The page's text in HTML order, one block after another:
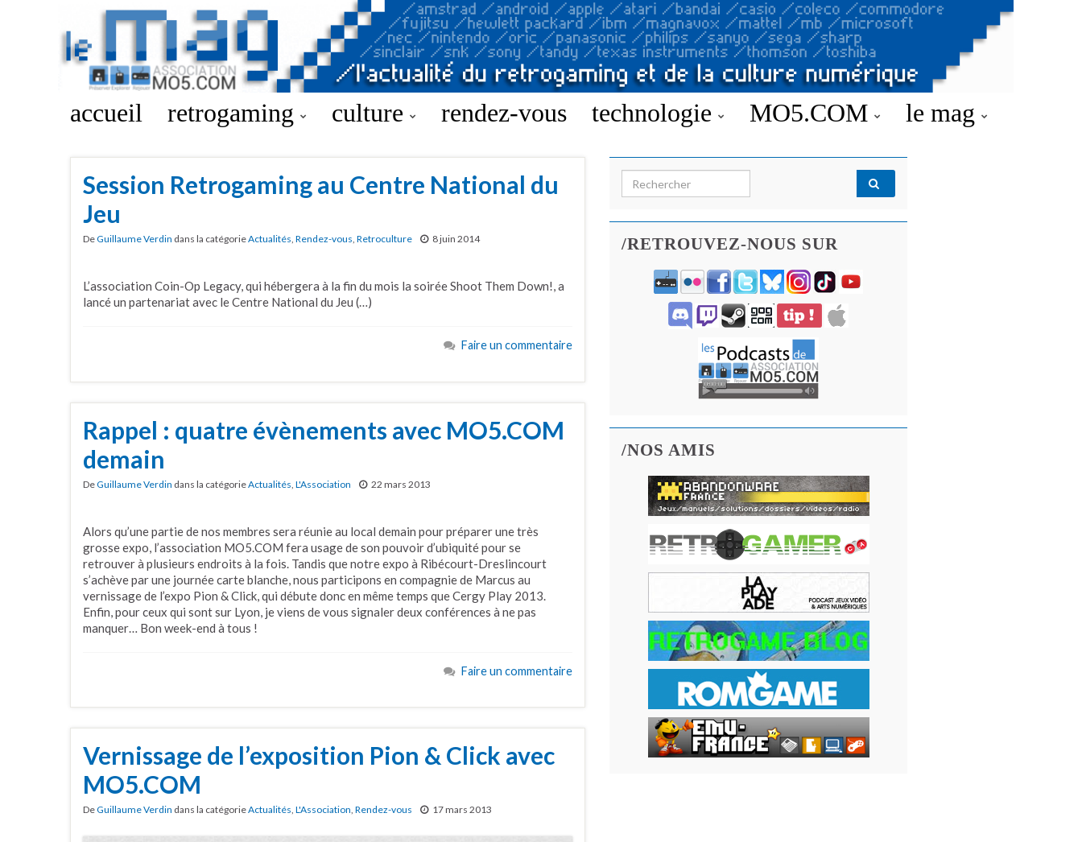
accueil retrogaming culture rendez-vous technologie MO5.COM le mag
Session Retrogaming au Centre National du
Jeu
DeGuillaume Verdin dans la catégorieActualités, Rendez-vous, Retroculture 8 juin 2014
L’association Coin-Op Legacy, qui hébergera à la fin du mois la soirée Shoot Them Down!, a
lancé un partenariat avec le Centre National du Jeu (…)
Faire un commentaire
Rappel : quatre évènements avec MO5.COM
demain
DeGuillaume Verdin dans la catégorieActualités L'Association 22 mars 2013
Alors qu’une partie de nos membres sera réunie au local demain pour préparer une très
grosse expo, l’association MO5.COM fera usage de son pouvoir d’ubiquité pour se
retrouver à plusieurs endroits à la fois. Tandis que notre expo à Ribécourt-Dreslincourt
s’achève par une journée carte blanche, nous participons en compagnie de Marcus au
vernissage de l’expo Pion & Click, qui débute donc en même temps que Cergy Play 2013.
Enfin, pour ceux qui sont sur Lyon, je viens de vous signaler deux conférences à ne pas
manquer… Bon week-end à tous !
Faire un commentaire
Vernissage de l’exposition Pion & Click avec
MO5.COM
DeGuillaume Verdin dans la catégorieActualités, L'Association, Rendez-vous 17 mars 2013
Search for:
/RETROUVEZ-NOUS SUR
/NOS AMIS